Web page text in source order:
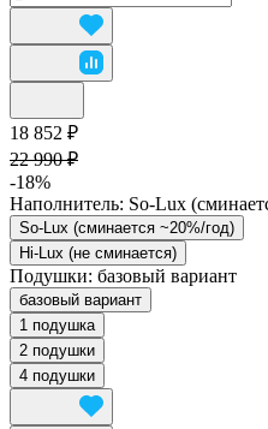
18 852 ₽
22 990 ₽
-18%
Наполнитель: So-Lux
So-Lux (cминается ~20%/год)
Hi-Lux (не сминается)
Подушки: базовый вариант
базовый вариант
1 подушка
2 подушки
4 подушки